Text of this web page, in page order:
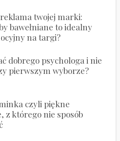
twojej marki:
bawełniane to idealny
na targi?
dobrego psychologa i nie
pierwszym wyborze?
czyli piękne
z którego nie sposób